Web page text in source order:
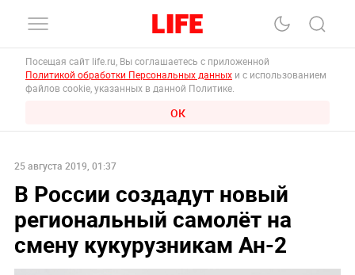
Посещая сайт life.ru, Вы соглашаетесь с приложенной
Политикой обработки Персональных данных и с использованием
файлов cookie, указанных в данной Политике.
ОК
25 августа 2019, 01:37
В России создадут новый
региональный самолёт на
смену кукурузникам Ан-2